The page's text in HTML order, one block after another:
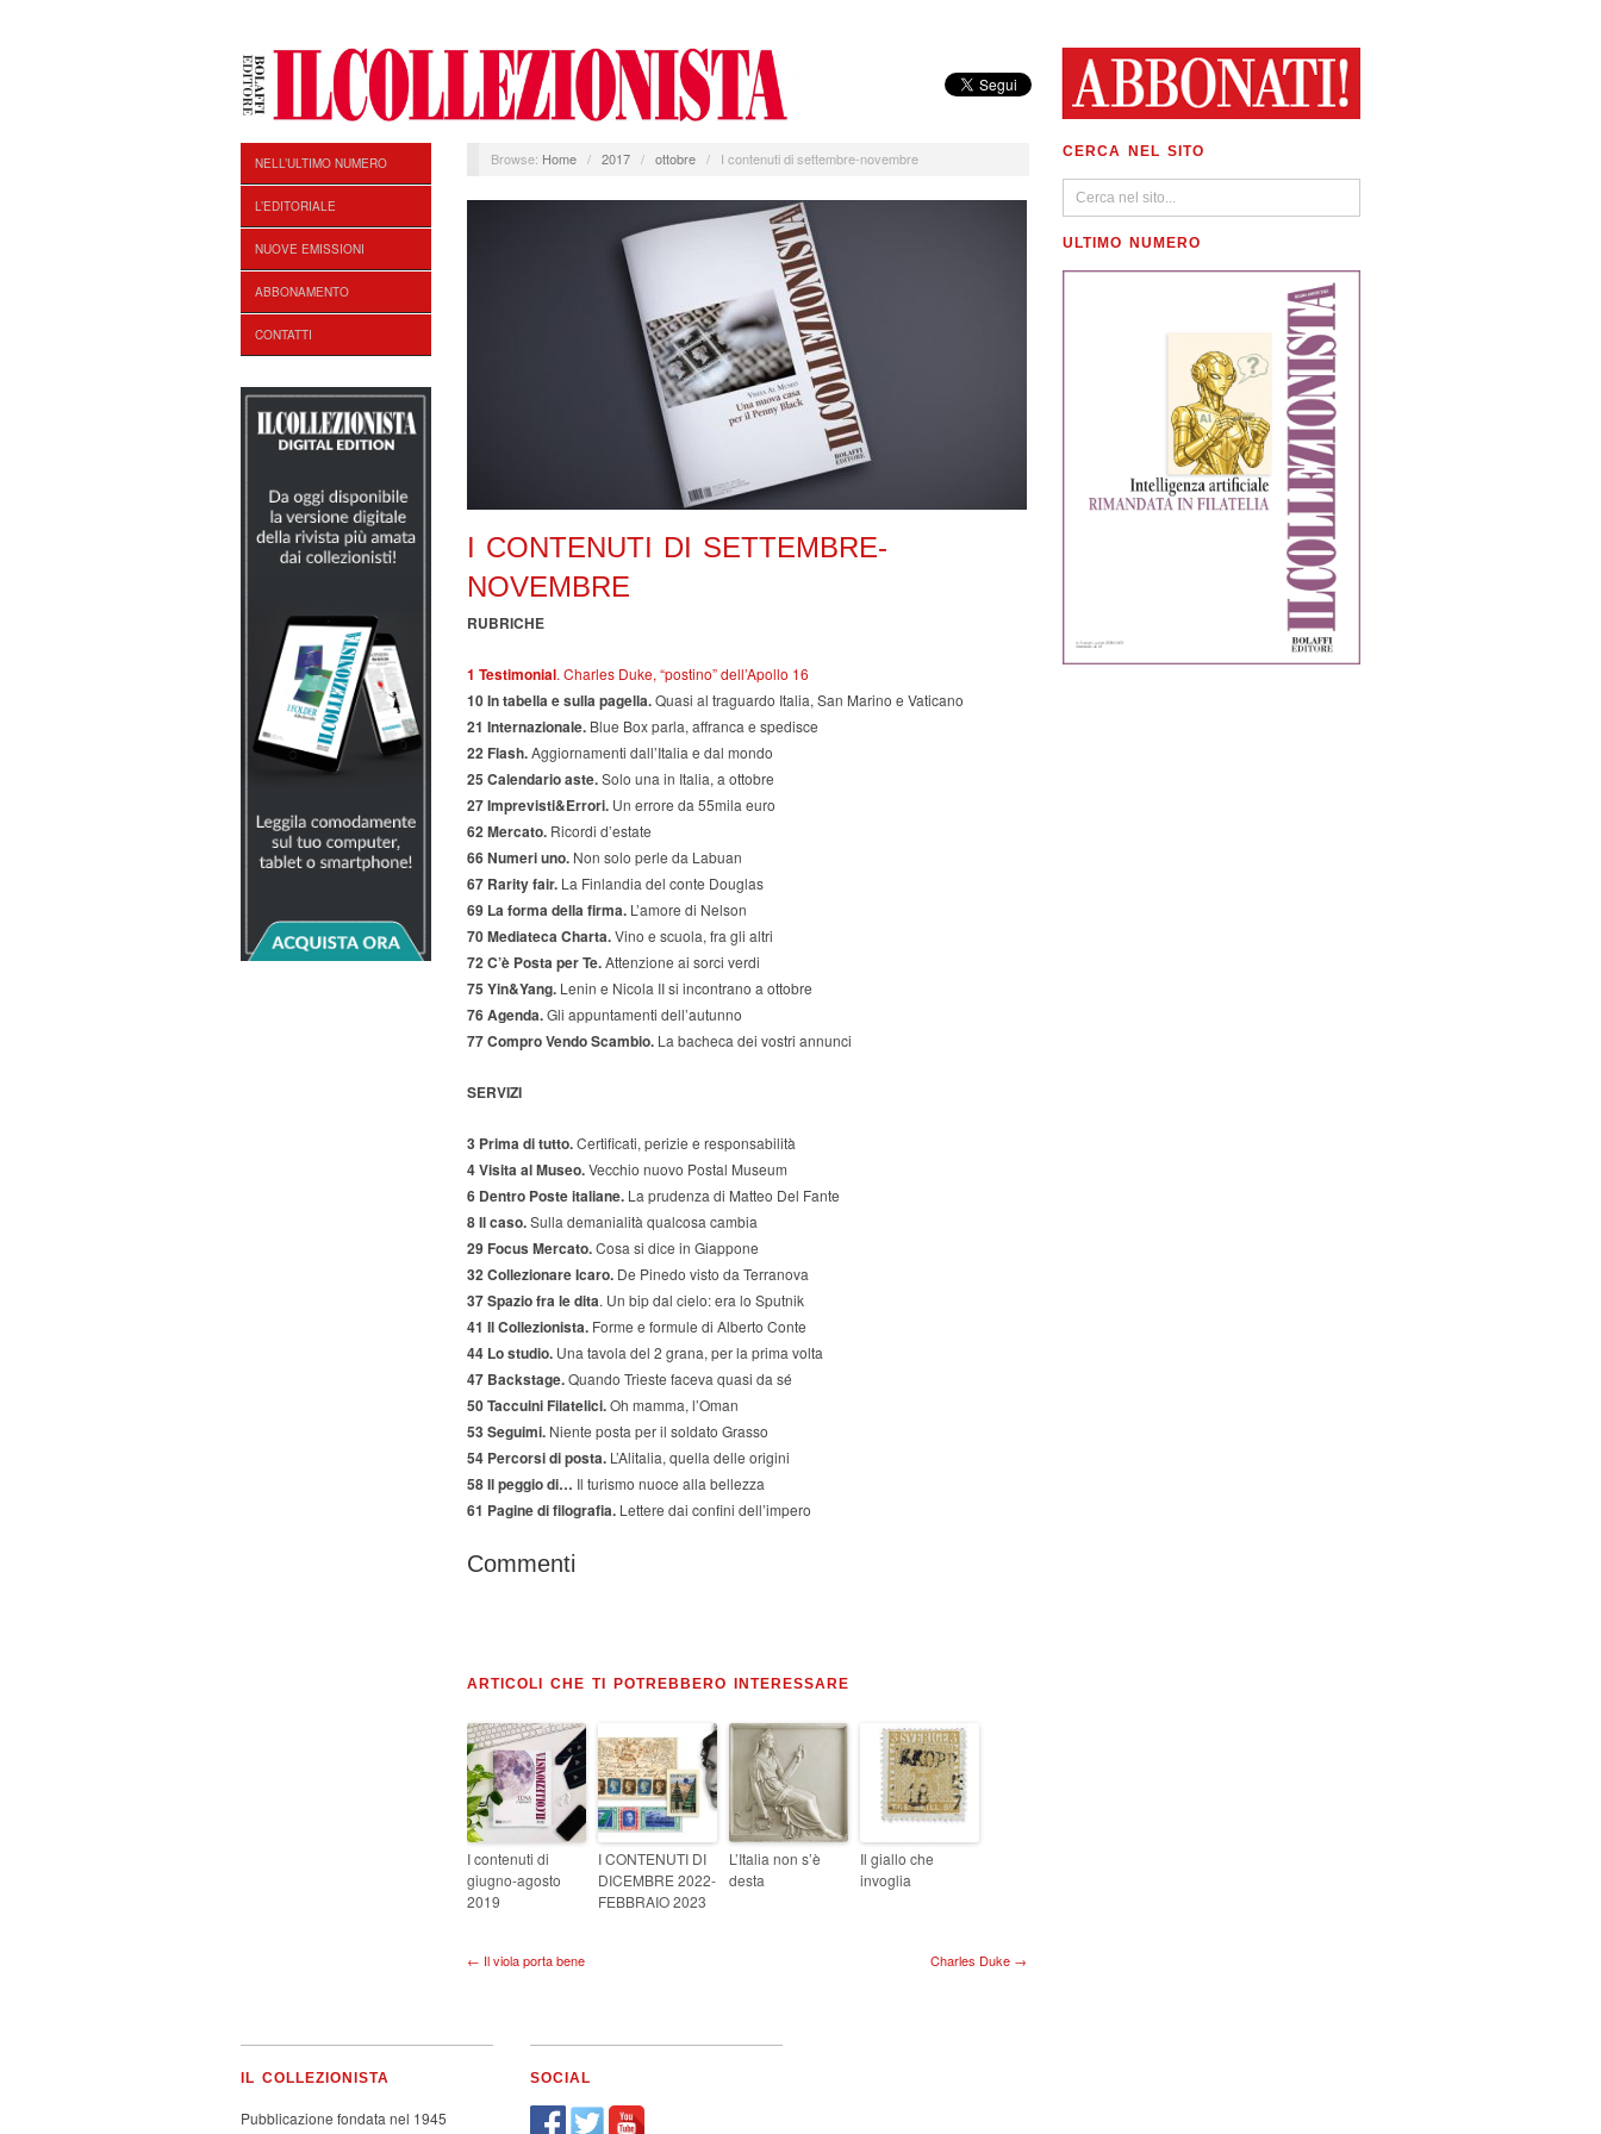
NELL’ULTIMO NUMERO
L’EDITORIALE
NUOVE EMISSIONI
ABBONAMENTO
CONTATTI
Browse: Home / 2017 / ottobre / I contenuti di settembre-novembre
I CONTENUTI DI SETTEMBRE-
NOVEMBRE
RUBRICHE
1 Testimonial. Charles Duke, “postino” dell’Apollo 16
10 In tabella e sulla pagella.Quasi al traguardo Italia, San Marino e Vaticano
21 Internazionale. Blue Box parla, affranca e spedisce
22 Flash.Aggiornamenti dall’Italia e dal mondo
25 Calendario aste.Solo una in Italia, a ottobre
27 Imprevisti&Errori. Un errore da 55mila euro
62 Mercato. Ricordi d’estate
66 Numeri uno. Non solo perle da Labuan
67 Rarity fair. La Finlandia del conte Douglas
69 La forma della firma. L’amore di Nelson
70 Mediateca Charta.Vino e scuola, fra gli altri
72 C’è Posta per Te.Attenzione ai sorci verdi
75 Yin&Yang. Lenin e Nicola II si incontrano a ottobre
76 Agenda.Gli appuntamenti dell’autunno
77 Compro Vendo Scambio. La bacheca dei vostri annunci
SERVIZI
3 Prima di tutto.Certificati, perizie e responsabilità
4 Visita al Museo.Vecchio nuovo Postal Museum
6 Dentro Poste italiane. La prudenza di Matteo Del Fante
8 Il caso.Sulla demanialità qualcosa cambia
29 Focus Mercato.Cosa si dice in Giappone
32 Collezionare Icaro. De Pinedo visto da Terranova
37 Spazio fra le dita. Un bip dal cielo: era lo Sputnik
41 Il Collezionista. Forme e formule di Alberto Conte
44 Lo studio. Una tavola del 2 grana, per la prima volta
47 Backstage.Quando Trieste faceva quasi da sé
50 Taccuini Filatelici.Oh mamma, l’Oman
53 Seguimi. Niente posta per il soldato Grasso
54 Percorsi di posta. L’Alitalia, quella delle origini
58 Il peggio di… Il turismo nuoce alla bellezza
61 Pagine di filografia. Lettere dai confini dell’impero
Commenti
ARTICOLI CHE TI POTREBBERO INTERESSARE
I contenuti di
giugno-agosto
2019
I CONTENUTI DI
DICEMBRE 2022-
FEBBRAIO 2023
L’Italia non s’è
desta
Il giallo che
invoglia
← Il viola porta bene Charles Duke →
CERCA NEL SITO
ULTIMO NUMERO
IL COLLEZIONISTA
Pubblicazione fondata nel 1945
SOCIAL